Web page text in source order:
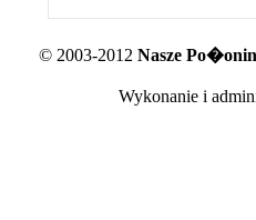
© 2003-2012 Nasze
Wykonanie i